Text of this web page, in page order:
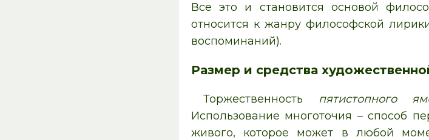
Все это и становится основой
относится к жанру философской
воспоминаний).
Размер и средства
Торжественность пятистопного
Использование многоточия – способ
живого, которое может в любой